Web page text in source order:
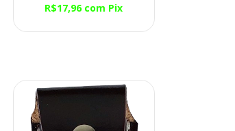
R$17,96 com Pix